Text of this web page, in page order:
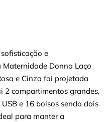
e
Donna Laço
e Cinza foi projetada
2 compartimentos grandes,
e 16 bolsos sendo dois
para manter a